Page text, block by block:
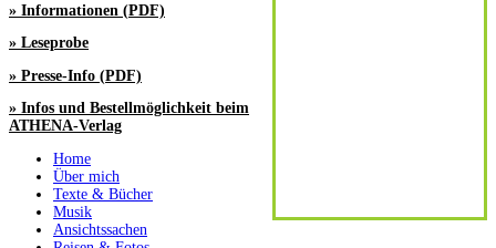
» Informationen (PDF)
» Leseprobe
» Presse-Info (PDF)
» Infos und Bestellmöglichkeit beim
ATHENA-Verlag
Home
Über mich
Texte & Bücher
Musik
Ansichtssachen